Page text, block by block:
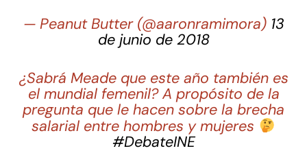
— Peanut Butter (@aaronramimora) 13
de junio de 2018
¿Sabrá Meade que este año también es
el mundial femenil? A propósito de la
pregunta que le hacen sobre la brecha
salarial entre hombres y mujeres
#DebateINE